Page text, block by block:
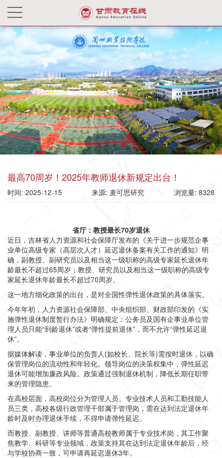
最高70周岁！2025年教师退休新规定出台！
时间: 2025-12-15 来源: 麦可思研究 浏览量: 8328
省厅：教授最长70岁退休
近日，吉林省人力资源和社会保障厅发布的《关于进一步规范企事
业单位高级专家（高层次人才）延迟退休备案有关工作的通知》明
确， 副教授、副研究员以及相当这一级职称的高级专家延长退休年
龄最长不超过65周岁；教授、研究员以及相当这一级职称的高级专
家延长退休年龄最长不超过70周岁。
这一地方细化政策的出台，是对全国性弹性退休政策的具体落实。
今年年初，人力资源社会保障部、中央组织部、财政部印发的《实
施弹性退休制度暂行办法》明确规定：公务员及国有企事业单位管
理人员只能“到龄退休”或者“弹性提前退休”，而不允许“弹性延迟退
休”。
据媒体解读， 事业单位的负责人(如校长、院长等)需按时退休，以确
保管理岗位的流动性和年轻化。 领导岗位的决策权集中，弹性延迟
退休可能增加廉政风险。政策通过强制退休机制，降低长期任职带
来的管理隐患。
在高校层面，高校岗位分为管理人员、专业技术人员和工勤技能人
员三类，高校各级行政管理干部属于管理岗，需在达到法定退休年
龄时及时办理退休手续，不得申请弹性延迟。
而教授、副教授、讲师等普通高校教师属于专业技术岗，其工作聚
焦教学、科研等专业领域，政策支持其在达到法定退休年龄后，经
与学校协商一致，可申请再延迟退休3年。